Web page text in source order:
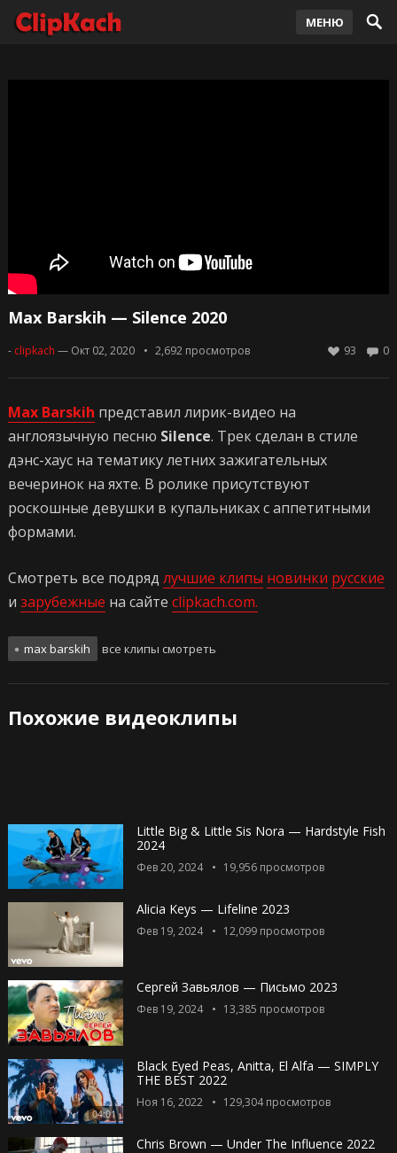
МЕНЮ
Max Barskih — Silence 2020
- clipkach — Окт 02, 2020 2,692просмотров 0
93
Max Barskih представил лирик-видео на
англоязычную песню Silence. Трек сделан в стиле
дэнс-хаус на тематику летних зажигательных
вечеринок на яхте. В ролике присутствуют
роскошные девушки в купальниках с аппетитными
формами.
Смотреть все подряд лучшие клипы новинки русские
и зарубежные на сайте clipkach.com.
max barskih все клипы смотреть
Похожие видеоклипы
Little Big & Little Sis Nora — Hardstyle Fish
2024
Фев 20, 2024 19,956просмотров
Alicia Keys — Lifeline 2023
Фев 19, 2024 12,099просмотров
Сергей Завьялов — Письмо 2023
Фев 19, 2024 13,385 просмотров
04:01
Black Eyed Peas, Anitta, El Alfa — SIMPLY
THE BEST 2022
Ноя 16, 2022 129,304просмотров
Chris Brown — Under The Influence 2022